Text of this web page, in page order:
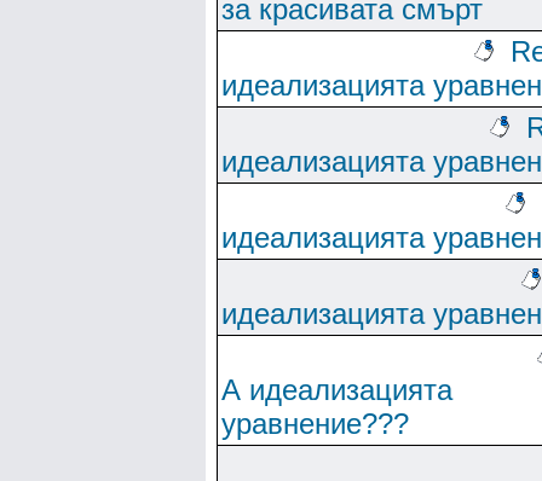
за красивата смърт
идеализацията
идеализацията
идеализацията
идеализацията
А идеализацията
уравнение???